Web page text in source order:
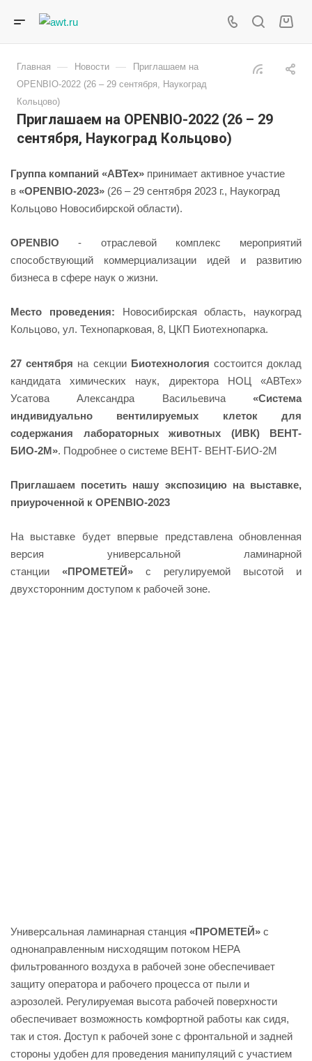
Главная — Новости —
Приглашаем на
OPENBIO-2022 (26 – 29 сентября, Наукоград
Кольцово)
Приглашаем на OPENBIO-2022 (26 – 29
сентября, Наукоград Кольцово)
Группа компаний «АВТех» принимает активное участие
в «OPENBIO-2023» (26 – 29 сентября 2023 г., Наукоград
Кольцово Новосибирской области).
OPENBIO - отраслевой комплекс мероприятий
способствующий коммерциализации идей и развитию
бизнеса в сфере наук о жизни.
Место проведения: Новосибирская область, наукоград
Кольцово, ул. Технопарковая, 8, ЦКП Биотехнопарка.
27 сентября на секции Биотехнология состоится доклад
кандидата химических наук, директора НОЦ «АВТех»
Усатова Александра Васильевича «Система
индивидуально вентилируемых клеток для
содержания лабораторных животных (ИВК) ВЕНТ-
БИО-2М». Подробнее о системе ВЕНТ- ВЕНТ-БИО-2М
Приглашаем посетить нашу экспозицию на выставке,
приуроченной к OPENBIO-2023
На выставке будет впервые представлена обновленная
версия универсальной ламинарной
станции «ПРОМЕТЕЙ» с регулируемой высотой и
двухсторонним доступом к рабочей зоне.
Универсальная ламинарная станция «ПРОМЕТЕЙ» с
однонаправленным нисходящим потоком HEPA
фильтрованного воздуха в рабочей зоне обеспечивает
защиту оператора и рабочего процесса от пыли и
аэрозолей. Регулируемая высота рабочей поверхности
обеспечивает возможность комфортной работы как сидя,
так и стоя. Доступ к рабочей зоне с фронтальной и задней
стороны удобен для проведения манипуляций с участием